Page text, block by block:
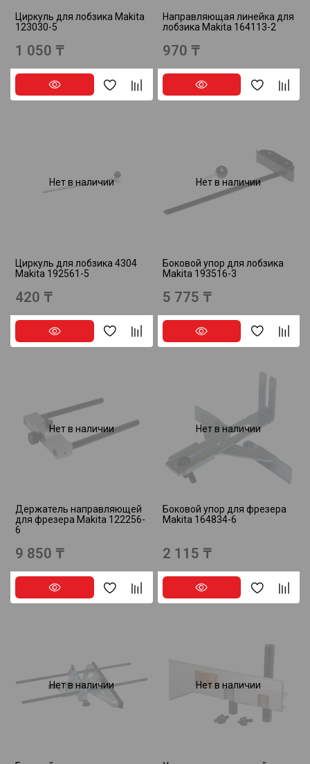
Циркуль для лобзика Makita
123030-5
1 050 ₸
Направляющая линейка для
лобзика Makita 164113-2
970 ₸
Нет в наличии
Циркуль для лобзика 4304
Makita 192561-5
420 ₸
Нет в наличии
Боковой упор для лобзика
Makita 193516-3
5 775 ₸
Нет в наличии
Держатель направляющей
для фрезера Makita 122256-
6
9 850 ₸
Нет в наличии
Боковой упор для фрезера
Makita 164834-6
2 115 ₸
Нет в наличии Нет в наличии